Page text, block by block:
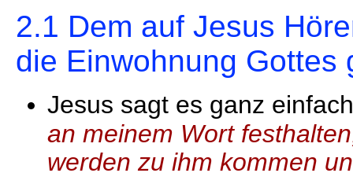
2.1 Dem auf Jesus
die Einwohnung Gottes
Jesus sagt es ganz
an meinem Wort
werden zu ihm kommen